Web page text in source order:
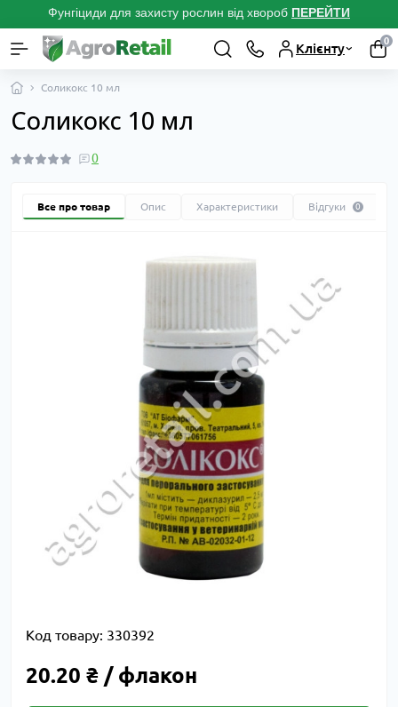
Фунгіциди для захисту рослин від хвороб ПЕРЕЙТИ
Клієнту
0
Соликокс 10 мл
Соликокс 10 мл
0
Все про товар Опис Характеристики Відгуки 0
Код товару: 330392
20.20 ₴ / флакон